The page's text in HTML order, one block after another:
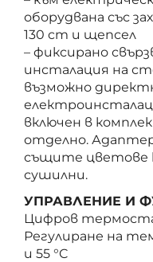
оборудвана със
130 cm и щепсел
– фиксирано
инсталация на
възможно
включен в
отделно.
същите цветове
сушилни.
УПРАВЛЕНИЕ И
Цифров
Регулиране на
и 55 °C